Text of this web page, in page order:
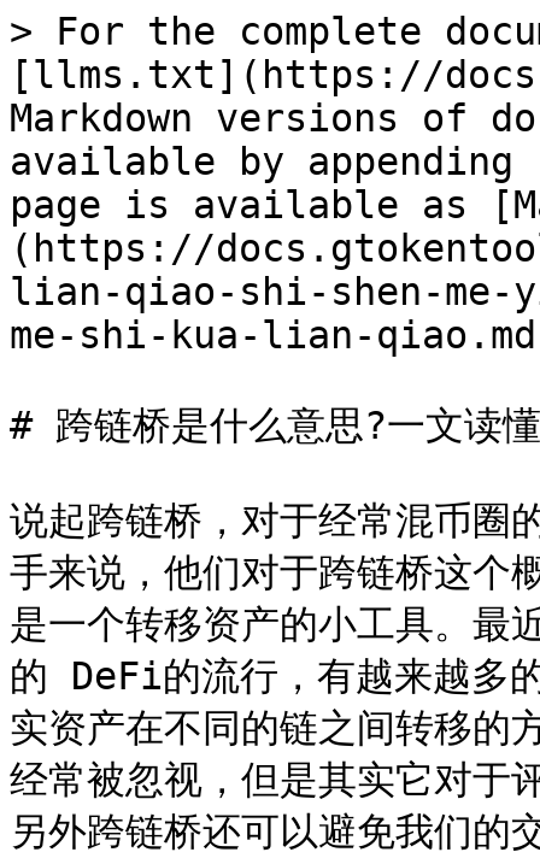
> For the complete
[llms.txt](https://
Markdown versions of
available by
page is available as
(https://
lian-qiao-shi-shen-me-
me-shi-kua-lian-
# 跨链桥是什么意思?一文读
说起跨链桥，对于经常混币圈
手来说，他们对于跨链桥这个
是一个转移资产的小工具。
的 DeFi的流行，有越来越多
实资产在不同的链之间转移的
经常被忽视，但是其实它对于
另外跨链桥还可以避免我们的